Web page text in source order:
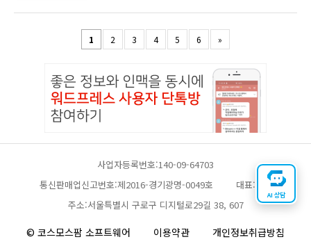
1 2 3 4 5 6 »
사업자등록번호:140-09-64703
통신판매업신고번호:제2016-경기광명-0049호
대표:채찬
주소:서울특별시 구로구 디지털로29길 38, 607
© 코스모스팜 소프트웨어 이용약관 개인정보취급방침
AI 상담